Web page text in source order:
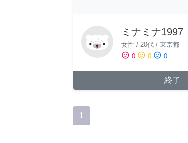
ミナミナ1997
女性 / 20代 / 東京都
sentiment_satisfied 0 sentiment_neutral 0 sentiment_dissatisfied 0
終了
1